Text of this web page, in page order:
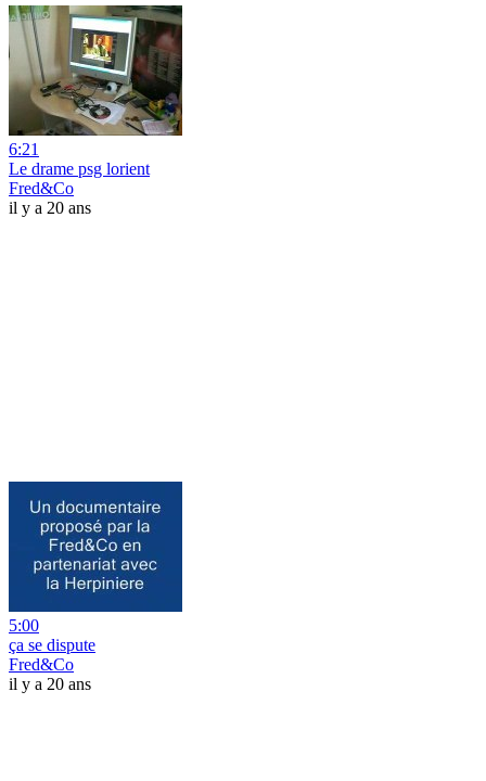
6:21
Le drame psg lorient
Fred&Co
il y a 20 ans
5:00
ça se dispute
Fred&Co
il y a 20 ans